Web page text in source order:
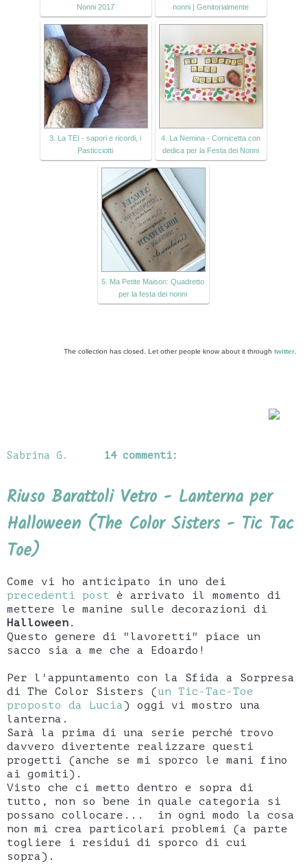
Nonni 2017
nonni | Genitorialmente
3. La TEI - sapori e ricordi, i
Pasticciotti
4. La Nemina - Cornicetta con
dedica per la Festa dei Nonni
5. Ma Petite Maison: Quadretto
per la festa dei nonni
The collection has closed. Let other people know about it through twitter
Sabrina G. 14 commenti:
Riuso Barattoli Vetro - Lanterna per
Halloween (The Color Sisters - Tic Tac
Toe)
Come vi ho anticipato in uno dei
precedenti post è arrivato il momento di
mettere le manine sulle decorazioni di
Halloween .
Questo genere di "lavoretti" piace un
sacco sia a me che a Edoardo!
Per l'appuntamento con la Sfida a Sorpresa
di The Color Sisters (un Tic-Tac-Toe
proposto da Lucia ) oggi vi mostro una
lanterna.
Sarà la prima di una serie perché trovo
davvero divertente realizzare questi
progetti (anche se mi sporco le mani fino
ai gomiti).
Visto che ci metto dentro e sopra di
tutto, non so bene in quale categoria si
possano collocare... in ogni modo la cosa
non mi crea particolari problemi (a parte
togliere i residui di sporco di cui
sopra).